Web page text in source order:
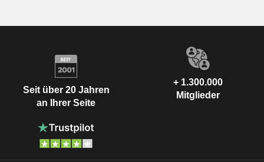
Seit über 20 Jahren
an Ihrer Seite
+ 1.300.000
Mitglieder